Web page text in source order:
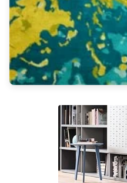
Interrupteurs
Toutes nos marques
Aldo Bernardi
Angel des Montagnes
Aromas
Arteriors
Artistar
Ateliers&Torsades
Barovier&Toso
Baulmann Leuchten